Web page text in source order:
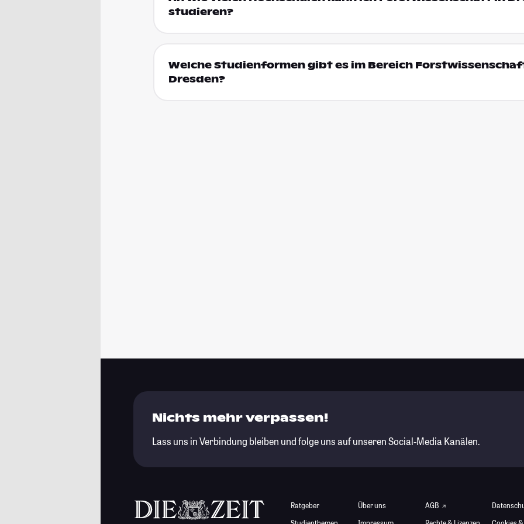
studieren?
Welche Studienformen gibt es im Bereich
Dresden?
Nichts mehr verpassen!
Lass uns in Verbindung bleiben und folge uns auf unseren Social-Media Kanälen.
Ratgeber
Über uns
AGB